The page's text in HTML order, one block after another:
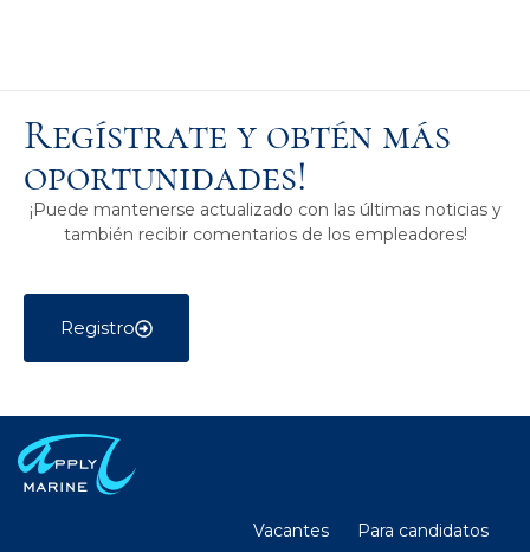
Regístrate y obtén más
oportunidades!
¡Puede mantenerse actualizado con las últimas noticias y
también recibir comentarios de los empleadores!
Registro
Vacantes Para candidatos